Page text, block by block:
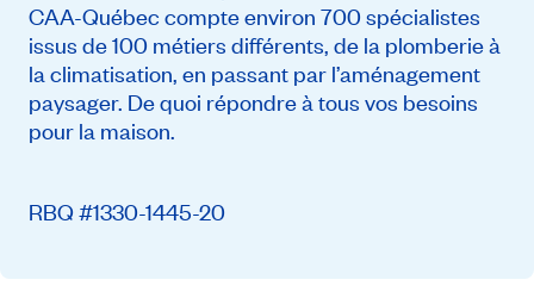
CAA-Québec compte environ 700 spécialistes
issus de 100 métiers différents, de la plomberie à
la climatisation, en passant par l’aménagement
paysager. De quoi répondre à tous vos besoins
pour la maison.
RBQ #1330-1445-20